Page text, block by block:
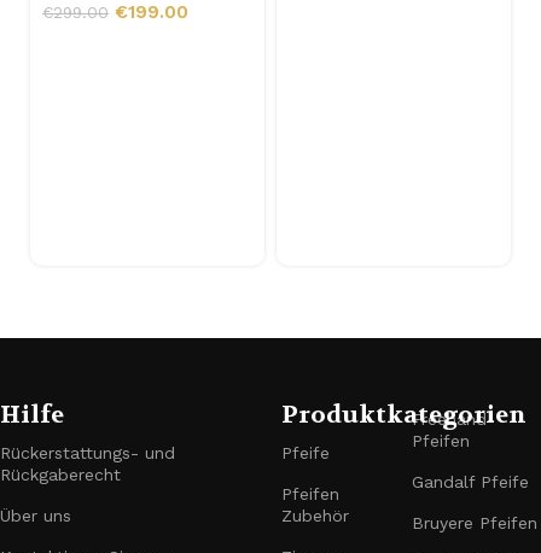
gefertigte
€299.00 €199.00
Hilfe
Rückerstattungs- und
Rückgaberecht
Über uns
Produktkategorien
Pfeife
Pfeifen
Zubehör
Freehand-
Pfeifen
Gandalf Pfeife
Bruyere Pfeifen